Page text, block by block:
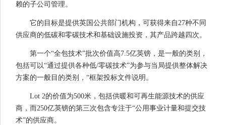
赖的子公司管理。
它的目标是提供英国公共部门机构，可获得来自27种不同
供应商的低碳和零碳技术和基础设施投资，其产品跨越四次。
第一个“全包技术”批次价值高7.5亿英镑，是一般的类别，
包括可以“通过提供各种低/零碳技术”为参与当局提供整体解决
方案的一般目的类别，“框架投标文件说明。
Lot 2的价值为500米，包括供暖和可再生能源技术的供应
商，而250亿英镑的第三次包含专注于“公用事业计量和提交技
术”的供应商。